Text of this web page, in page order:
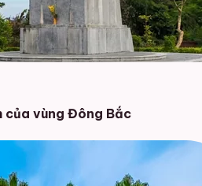
của vùng Đông Bắc